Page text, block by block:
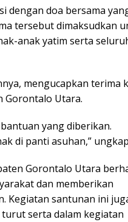
dengan doa bersama
tersebut dimaksudkan
anak yatim serta
mengucapkan terima
Gorontalo Utara.
yang diberikan.
di panti asuhan,”
Gorontalo Utara
dan memberikan
Kegiatan santunan ini
serta dalam kegiatan